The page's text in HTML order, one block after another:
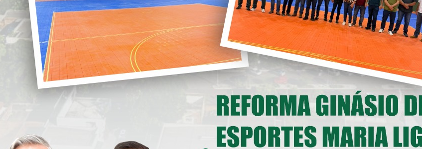
quando as pessoas estão mais propícias a
algum tipo de infecção respiratório-viral,
começa nesta segunda, dia 12 de abril a
23ª Campanha Nacional de Vacinação
Contra a Gripe. O período de imunização
será de 12 de abril a 9 de julho.
De acordo com o cronograma do
Ministério da Saúde, a campanha será
seis meses a menores de seis anos (5 anos,
22/05/2026 19:00
Gabinete do Prefeito – GPRE
Deputado Federal Toninho
Wandscheer cumpre agenda
institucional em Loanda
14/05/2026 08:00
Secretaria de Esportes e Lazer - SEEL
reforma do Ginásio de Esportes
Maria Ligiane